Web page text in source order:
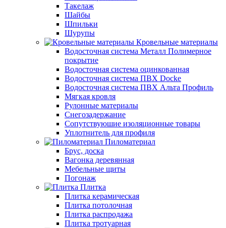
Такелаж
Шайбы
Шпильки
Шурупы
Кровельные материалы
Водосточная система Металл Полимерное
покрытие
Водосточная система оцинкованная
Водосточная система ПВХ Docke
Водосточная система ПВХ Альта Профиль
Мягкая кровля
Рулонные материалы
Снегозадержание
Сопутствуюшие изоляционные товары
Уплотнитель для профиля
Пиломатериал
Брус, доска
Вагонка деревянная
Мебельные щиты
Погонаж
Плитка
Плитка керамическая
Плитка потолочная
Плитка распродажа
Плитка тротуарная